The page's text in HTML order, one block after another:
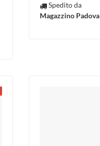
Spedito da
Magazzino Padova